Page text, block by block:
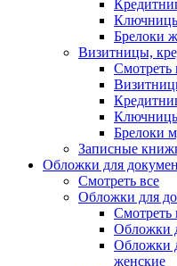
Брелоки
Визитницы,
Смотреть
Брелоки
Записные
Обложки для
Смотреть все
Обложки для
Смотреть
Обложки
Обложки
женские